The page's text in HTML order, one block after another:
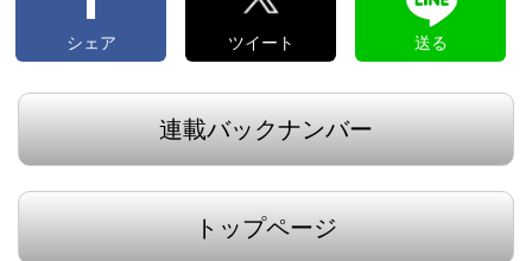
シェア ツイート 送る
連載バックナンバー
トップページ